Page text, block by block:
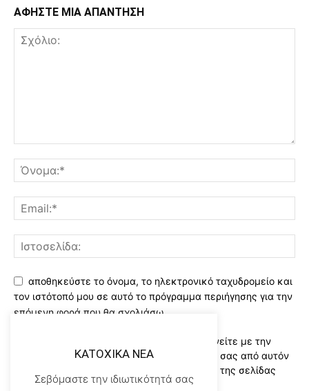
ΑΦΗΣΤΕ ΜΙΑ ΑΠΑΝΤΗΣΗ
αποθηκεύστε το όνομα, το ηλεκτρονικό ταχυδρομείο και
τον ιστότοπό μου σε αυτό το πρόγραμμα περιήγησης για την
επόμενη φορά που θα σχολιάσω.
Χρησιμοποιώντας αυτό το έντυπο συμφωνείτε με την
αποθήκευση και χειρισμό των δεδομένων σας από αυτόν
τον ιστότοπο..Διαβάστε του ορους χρήσης της σελίδας
μας*
KATOXIKA NEA
Σεβόμαστε την ιδιωτικότητά σας